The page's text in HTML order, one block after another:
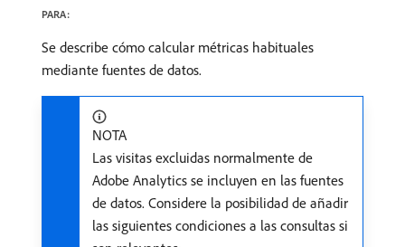
PARA:
Se describe cómo calcular métricas habituales
mediante fuentes de datos.
NOTA
Las visitas excluidas normalmente de
Adobe Analytics se incluyen en las fuentes
de datos. Considere la posibilidad de añadir
las siguientes condiciones a las consultas si